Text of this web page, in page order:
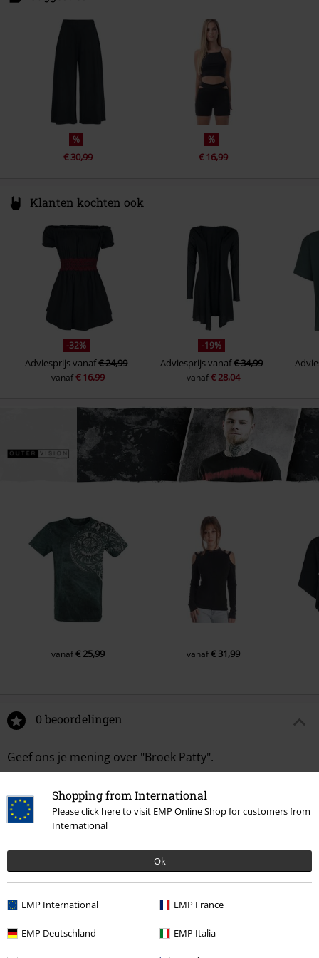
Shopping from International
Please click here to visit EMP Online Shop for customers from
International
Ok
EMP International EMP France
EMP Deutschland EMP Italia
https://www.outer-vision.com/es/
%
€ 30,99
%
€ 16,99
Klanten kochten ook
-32%
Adviesprijsvanaf€ 24,99
vanaf€ 16,99
-19%
Adviesprijsvanaf€ 34,99
vanaf€ 28,04
vanaf€ 25,99 vanaf€ 31,99
0 beoordelingen
Geef ons je mening over "Broek Patty".